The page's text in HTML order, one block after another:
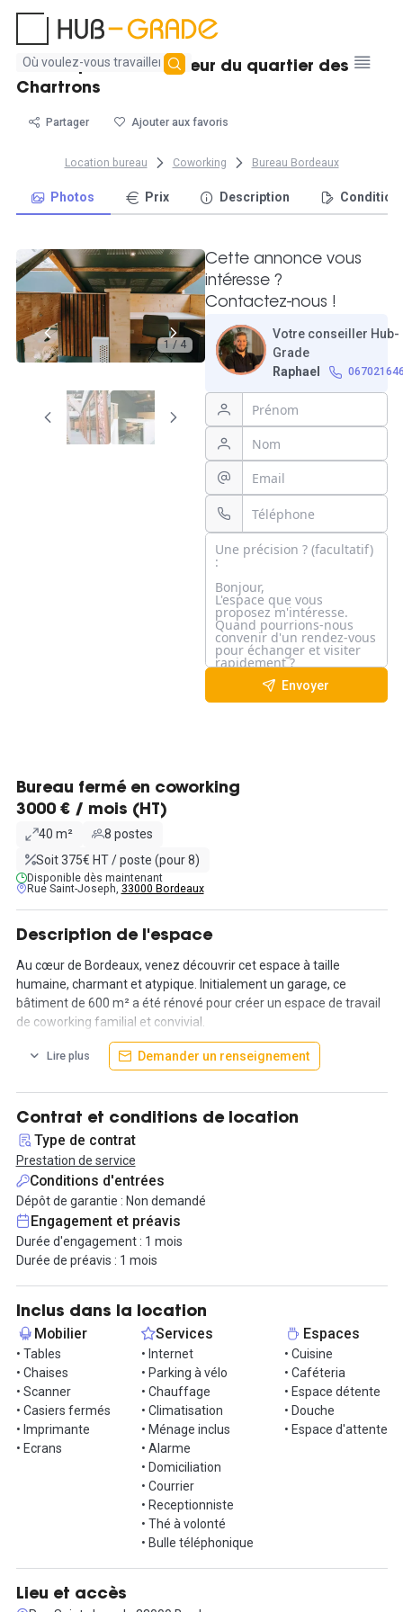
Aucun
résultat
Bureau privatif au coeur du quartier des
Chartrons
Partager Ajouter aux favoris
Location bureau Coworking Bureau Bordeaux
Photos Prix Description
1 / 4
Cette annonce vous
intéresse ?
Contactez-nous !
Votre conseiller Hub-
Grade
Raphael
Envoyer
Bureau fermé en coworking
3000 € / mois (HT)
40 m²
8 postes
Soit 375€ HT / poste (pour 8)
Disponible dès maintenant
Rue Saint-Joseph, 33000 Bordeaux
Description de l'espace
Au cœur de Bordeaux, venez découvrir cet espace à taille
humaine, charmant et atypique. Initialement un garage, ce
bâtiment de 600 m² a été rénové pour créer un espace de travail
de coworking familial et convivial.
Trois bureaux semi-privatifs avec une capacité de deux postes
Au sein du quartier des Chartrons, l'espace possède plusieurs
espaces de travail :
- 50 postes de travail ;
- bureaux semi-fermés ;
- bureaux fermés.
À noter que les espaces sont modulables afin de s'adapter aux
besoins des actuels ou futurs coworkers.
Aménagés avec du mobilier ergonomique, design et cosy, vous
retrouverez aussi des espaces détente et un lieu pour vous
restaurer. De plus, de nombreux espaces brainstorming et
confidentiels sont disponibles pour les coworkers.
Coûts supplémentaires à la location :
- 0.8€ le café ;
- 0.06 € centimes les impressions en noir et blanc ;
- 0.12 € centimes les copies couleur.
Si cet espace vous intéresse, contactez-nous pour organiser une
Lire plus Demander un renseignement
Contrat et conditions de location
Type de contrat
Prestation de service
Conditions d'entrées
Dépôt de garantie : Non demandé
Engagement et préavis
Durée d'engagement : 1 mois
Durée de préavis : 1 mois
Inclus dans la location
Mobilier
• Tables
• Chaises
• Scanner
• Casiers fermés
• Imprimante
• Ecrans
Services
• Internet
• Parking à vélo
• Chauffage
• Climatisation
• Ménage inclus
• Alarme
• Domiciliation
• Courrier
• Receptionniste
• Thé à volonté
• Bulle téléphonique
Espaces
• Cuisine
• Caféteria
• Espace détente
• Douche
• Espace d'attente
Lieu et accès